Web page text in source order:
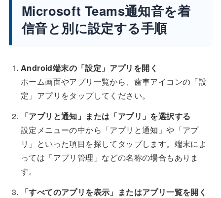
Microsoft Teams通知音を着
信音と別に設定する手順
Android端末の「設定」アプリを開く
ホーム画面やアプリ一覧から、歯車アイコンの「設
定」アプリをタップしてください。
「アプリと通知」または「アプリ」を選択する
設定メニューの中から「アプリと通知」や「アプ
リ」といった項目を探してタップします。端末によ
っては「アプリ管理」などの名称の場合もありま
す。
「すべてのアプリを表示」またはアプリ一覧を開く